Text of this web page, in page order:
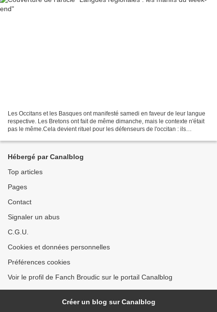
Les Occitans et les Basques ont manifesté samedi en faveur de leur langue
respective. Les Bretons ont fait de même dimanche, mais le contexte n'était
pas le même.Cela devient rituel pour les défenseurs de l'occitan : ils
Hébergé par Canalblog
Top articles
Pages
Contact
Signaler un abus
C.G.U.
Cookies et données personnelles
Préférences cookies
Voir le profil de Fanch Broudic sur le portail Canalblog
Créer un blog sur Canalblog